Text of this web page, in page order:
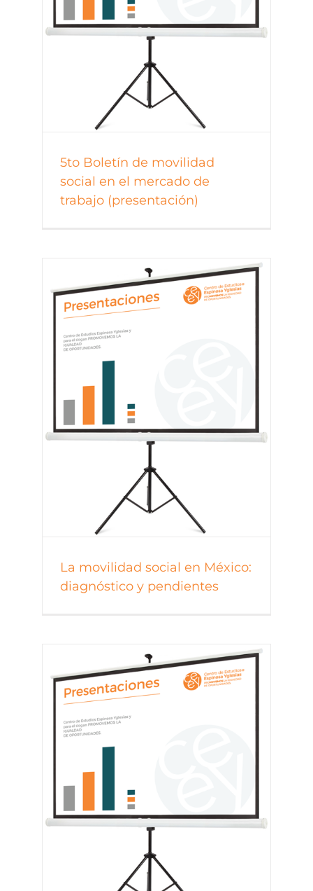
5to Boletín de movilidad
social en el mercado de
trabajo (presentación)
La movilidad social en México:
diagnóstico y pendientes